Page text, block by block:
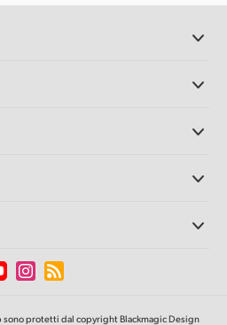
protetti dal copyright Blackmagic Design